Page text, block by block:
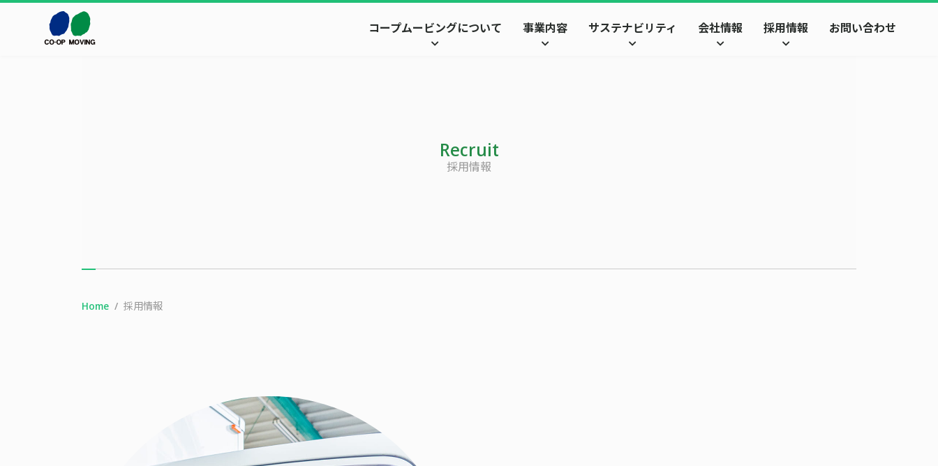
本文までスキップする
コープムービングについて
事業内容 サステナビリティ 会社情報 採用情報 お問い合わせ
Recruit
採用情報
Home 採用情報